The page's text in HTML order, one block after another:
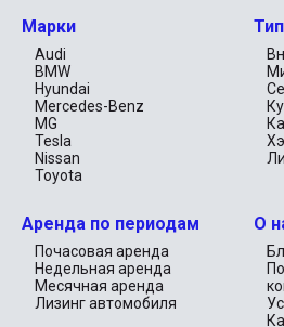
Компактные внедорожники:Тойота
Роскошные внедорожники:BMW X5,
Rover Velar.
Семейные внедорожники:Форд
Фе.
Гибкие планы аренды
Мы предлагаем варианты аренды
неделю и месяц в соответствии с
Наслаждайтесь
Главные причины
Дубае
Идеально подходит для осмотра
достопримечательностей:От
пустынного заповедника —
Марки
Audi
BMW
Hyundai
Mercedes-Benz
MG
Tesla
Nissan
Toyota
Аренда по периодам
Почасовая аренда
Недельная аренда
Месячная аренда
Лизинг автомобиля
О